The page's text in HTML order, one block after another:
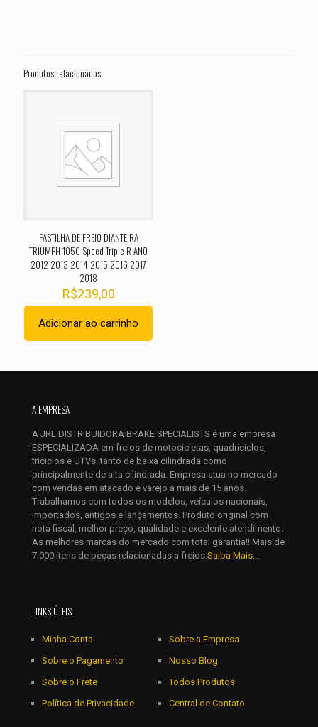
Tuono V4 ANO 2015”
obrigatórios são marcados com
Sua avaliação
1 de 5
2 de 5
mail*
Salvar meus dados neste navegador para a próxima vez que
eu comentar.
Produtos relacionados
PASTILHA DE FREIO DIANTEIRA
TRIUMPH 1050 Speed Triple R ANO
2012 2013 2014 2015 2016 2017
2018
R$239,00
Adicionar ao carrinho
A EMPRESA
A JRL DISTRIBUIDORA BRAKE SPECIALISTS é uma empresa
ESPECIALIZADA em freios de motocicletas, quadriciclos,
triciclos e UTVs, tanto de baixa cilindrada como
principalmente de alta cilindrada. Empresa atua no mercado
com vendas em atacado e varejo a mais de 15 anos.
Trabalhamos com todos os modelos, veículos nacionais,
importados, antigos e lançamentos. Produto original com
nota fiscal, melhor preço, qualidade e excelente atendimento.
As melhores marcas do mercado com total garantia!! Mais de
7.000 itens de peças relacionadas a freios:Saiba Mais...
LINKS ÚTEIS
Minha Conta
Sobre o Pagamento
Sobre o Frete
Política de Privacidade
Sobre a Empresa
Nosso Blog
Todos Produtos
Central de Contato